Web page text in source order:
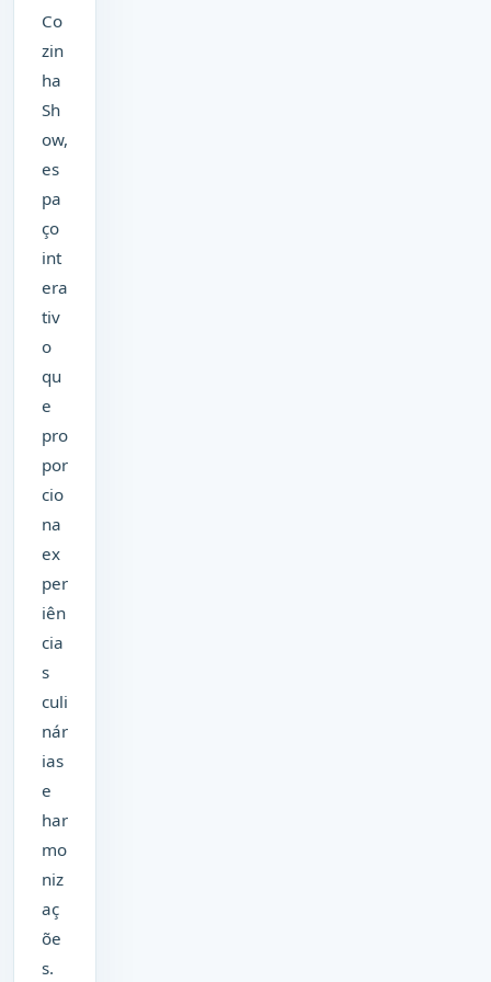
Co
zin
ha
Sh
ow,
es
pa
ço
int
era
tiv
o
qu
e
pro
por
cio
na
ex
per
iên
cia
s
culi
nár
ias
e
har
mo
niz
aç
õe
s.